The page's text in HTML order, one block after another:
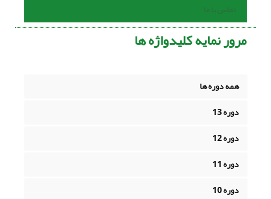
تماس با ما
مرور نمایه کلیدواژه ها
همه دوره ها
دوره 13
دوره 12
دوره 11
دوره 10